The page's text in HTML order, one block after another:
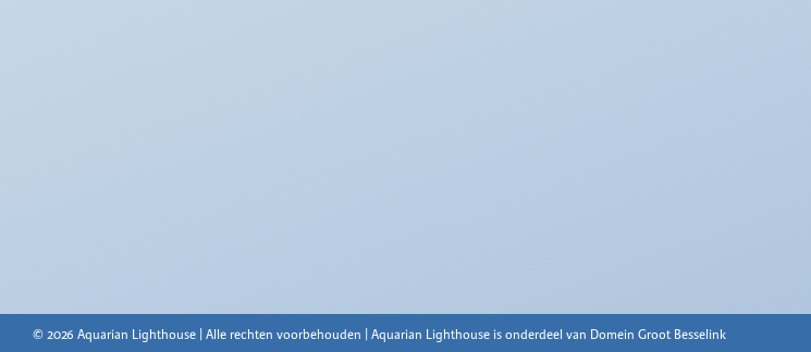
© 2026 Aquarian Lighthouse | Alle rechten voorbehouden | Aquarian Lighthouse is onderdeel van Domein Groot Besselink